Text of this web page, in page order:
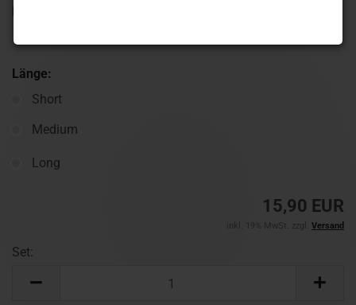
Lieferzeit:
Länge:
Short
Medium
Long
15,90 EUR
inkl. 19% MwSt. zzgl. Versand
Set: